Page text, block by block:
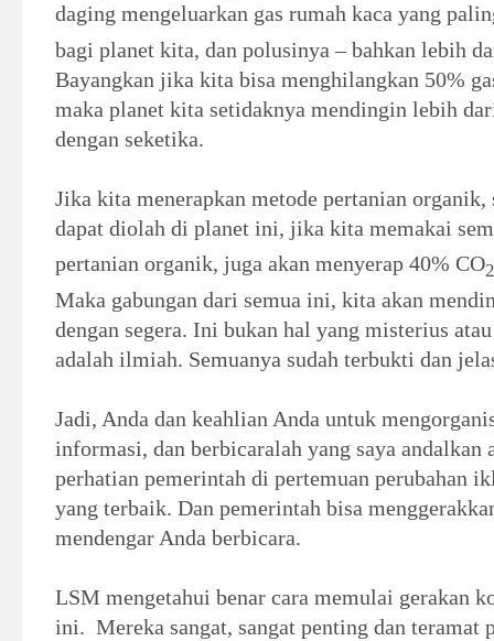
daging mengeluarkan gas rumah kaca yang
bagi planet kita, dan polusinya – bahkan lebih
Bayangkan jika kita bisa menghilangkan 50%
maka planet kita setidaknya mendingin lebih
dengan seketika.
Jika kita menerapkan metode pertanian organik,
dapat diolah di planet ini, jika kita memakai
pertanian organik, juga akan menyerap 40% CO2
Maka gabungan dari semua ini, kita akan
dengan segera. Ini bukan hal yang misterius
adalah ilmiah. Semuanya sudah terbukti dan
Jadi, Anda dan keahlian Anda untuk
informasi, dan berbicaralah yang saya andalkan
perhatian pemerintah di pertemuan perubahan
yang terbaik. Dan pemerintah bisa
mendengar Anda berbicara.
LSM mengetahui benar cara memulai gerakan
ini. Mereka sangat, sangat penting dan teramat